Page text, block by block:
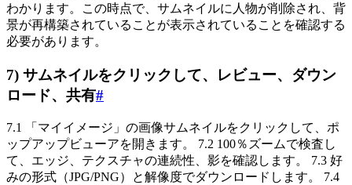
わかります。この時点で、サムネイルに人物が削除され、背
景が再構築されていることが表示されていることを確認する
必要があります。
7) サムネイルをクリックして、レビュー、ダウン
ロード、共有#
7.1 「マイイメージ」の画像サムネイルをクリックして、ポ
ップアップビューアを開きます。 7.2 100％ズームで検査し
て、エッジ、テクスチャの連続性、影を確認します。 7.3 好
みの形式（JPG/PNG）と解像度でダウンロードします。 7.4